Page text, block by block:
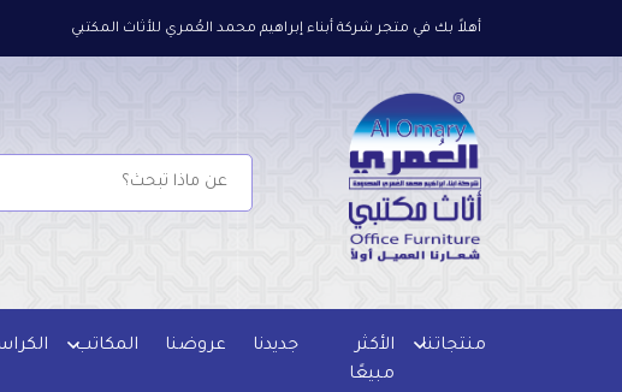
أهلاً بك في متجر شركة أبناء إبراهيم محمد العُمري للأثاث المكتبي
منتجاتنا
الأكثر
مبيعًا
جديدنا عروضنا المكاتب